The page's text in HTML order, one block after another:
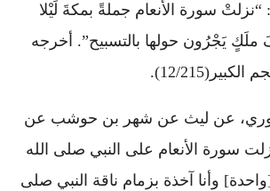
سورة الأنعام جملةً بمكةَ لَيْلا
ملَكٍ يَجْرُون حولها بالتسبيح”. أخرجه
215).
عن ليث عن شهر بن حوشب عن
سورة الأنعام على النبي صلى الله
وأنا آخذة بزمام ناقة النبي صلى